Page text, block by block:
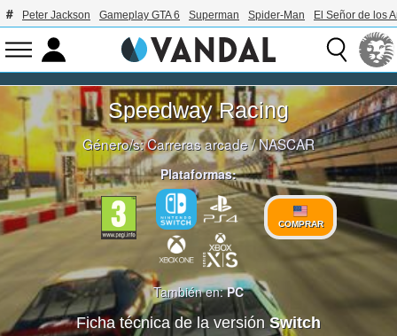
Peter Jackson Gameplay GTA 6 Superman Spider-Man El Señor de los
Speedway Racing
Género/s:Carreras arcade/NASCAR
Plataformas:
COMPRAR
También en:PC
Ficha técnica de la versión Switch